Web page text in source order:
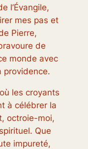
l’Évangile,
mes pas et
Pierre,
de
monde avec
providence.
les croyants
à célébrer la
octroie-moi,
Que
impureté,